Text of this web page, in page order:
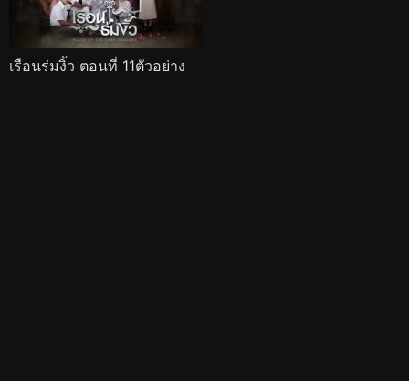
เรือนร่มงิ้ว ตอนที่ 11ตัวอย่าง